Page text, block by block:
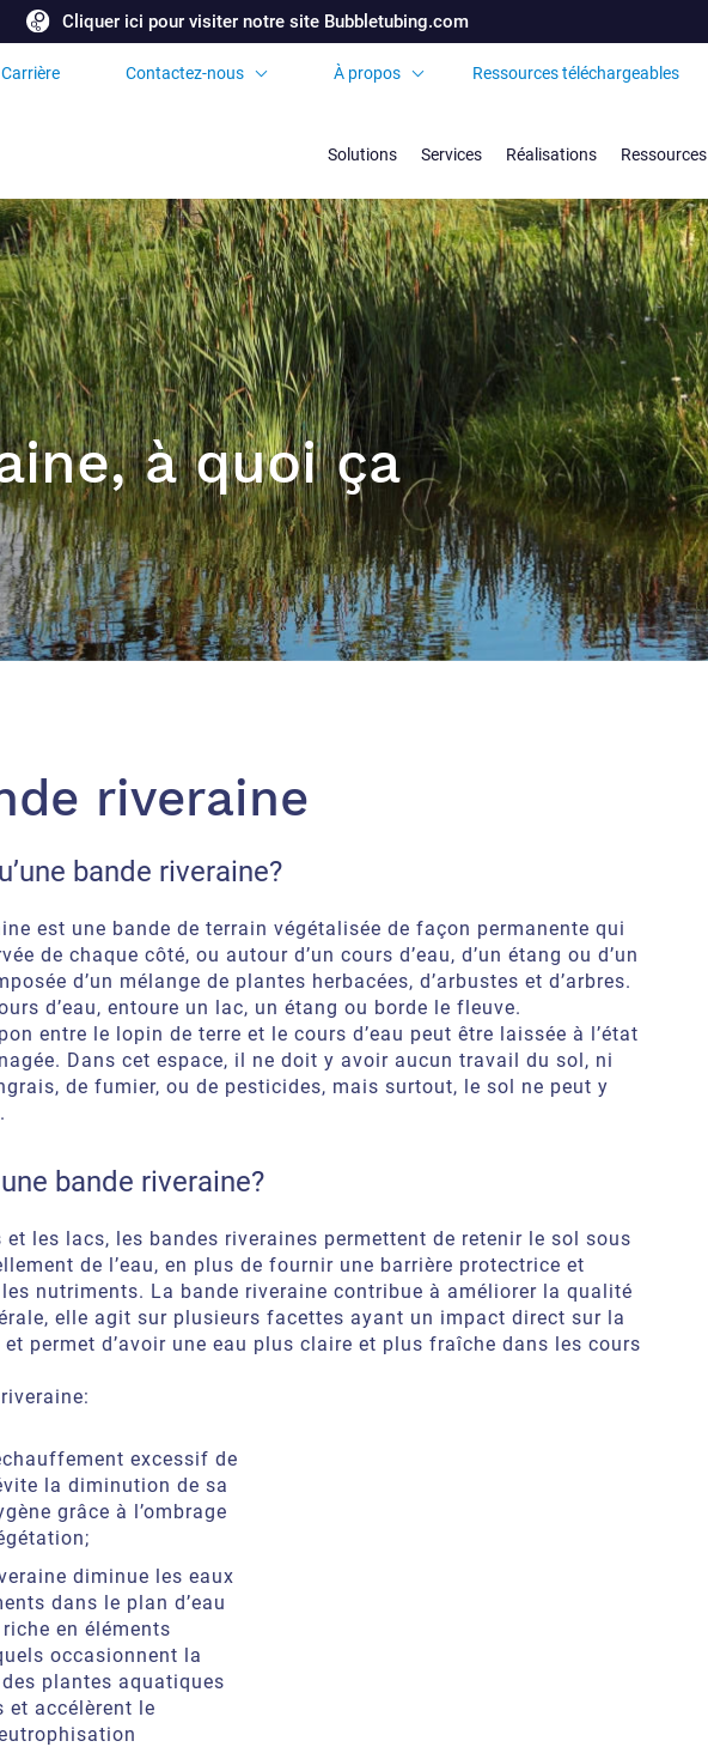
Cliquer ici pour visiter notre site Bubbletubing.com
Carrière Contactez-nous À propos
internationaux
Foire aux Questions
Ressources téléchargeables
Solutions Services Réalisations Ressources
à quoi ça
riveraine
bande riveraine?
est une bande de terrain végétalisée de façon permanente qui
de chaque côté, ou autour d’un cours d’eau, d’un étang ou d’un
d’un mélange de plantes herbacées, d’arbustes et d’arbres.
d’eau, entoure un lac, un étang ou borde le fleuve.
entre le lopin de terre et le cours d’eau peut être laissée à l’état
Dans cet espace, il ne doit y avoir aucun travail du sol, ni
de fumier, ou de pesticides, mais surtout, le sol ne peut y
bande riveraine?
et les lacs, les bandes riveraines permettent de retenir le sol sous
de l’eau, en plus de fournir une barrière protectrice et
nutriments. La bande riveraine contribue à améliorer la qualité
elle agit sur plusieurs facettes ayant un impact direct sur la
et permet d’avoir une eau plus claire et plus fraîche dans les cours
excessif de
la diminution de sa
grâce à l’ombrage
diminue les eaux
dans le plan d’eau
en éléments
occasionnent la
plantes aquatiques
et accélèrent le